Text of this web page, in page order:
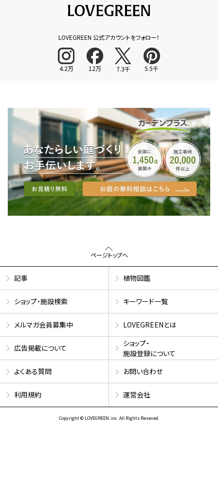
LOVEGREEN 公式アカウントをフォロー！
4.2万 12万 7.3千 5.5千
ページトップへ
記事 植物図鑑
ショップ・施設検索 キーワード一覧
メルマガ会員募集中 LOVEGREENとは
広告掲載について
ショップ・
施設登録について
よくある質問
お問い合わせ
利用規約 運営会社
Copyright © LOVEGREEN.inc. All Rights Reseved.